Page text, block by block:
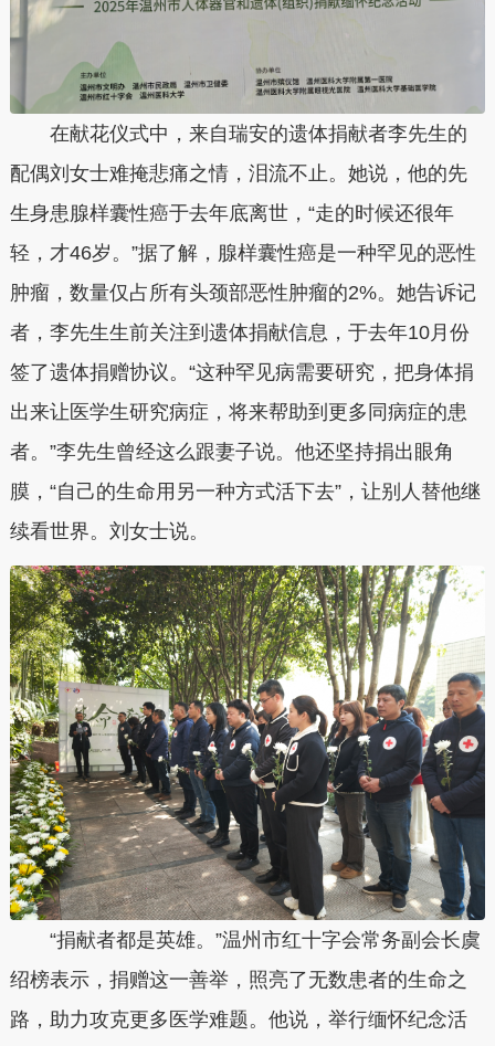
在献花仪式中，来自瑞安的遗体捐献者李先生的
配偶刘女士难掩悲痛之情，泪流不止。她说，他的先
生身患腺样囊性癌于去年底离世，“走的时候还很年
轻，才46岁。”据了解，腺样囊性癌是一种罕见的恶性
肿瘤，数量仅占所有头颈部恶性肿瘤的2%。她告诉记
者，李先生生前关注到遗体捐献信息，于去年10月份
签了遗体捐赠协议。“这种罕见病需要研究，把身体捐
出来让医学生研究病症，将来帮助到更多同病症的患
者。”李先生曾经这么跟妻子说。他还坚持捐出眼角
膜，“自己的生命用另一种方式活下去”，让别人替他继
续看世界。刘女士说。
“捐献者都是英雄。”温州市红十字会常务副会长虞
绍榜表示，捐赠这一善举，照亮了无数患者的生命之
路，助力攻克更多医学难题。他说，举行缅怀纪念活